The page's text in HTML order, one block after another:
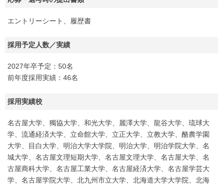
エントリーシート、履歴書
採用予定人数／実績
2027年卒予定：50名
前年度採用実績：46名
採用実績校
名古屋大学、獨協大学、和光大学、麗澤大学、龍谷大学、琉球大
学、流通経済大学、立命館大学、立正大学、立教大学、酪農学園
大学、目白大学、明治大学大学院、明治大学、明治学院大学、名
城大学、名古屋文理短期大学、名古屋文理大学、名古屋大学、名
古屋商科大学、名古屋工業大学、名古屋経済大学、名古屋学芸大
学、名古屋学院大学、北九州市立大学、北海道大学大学院、北海